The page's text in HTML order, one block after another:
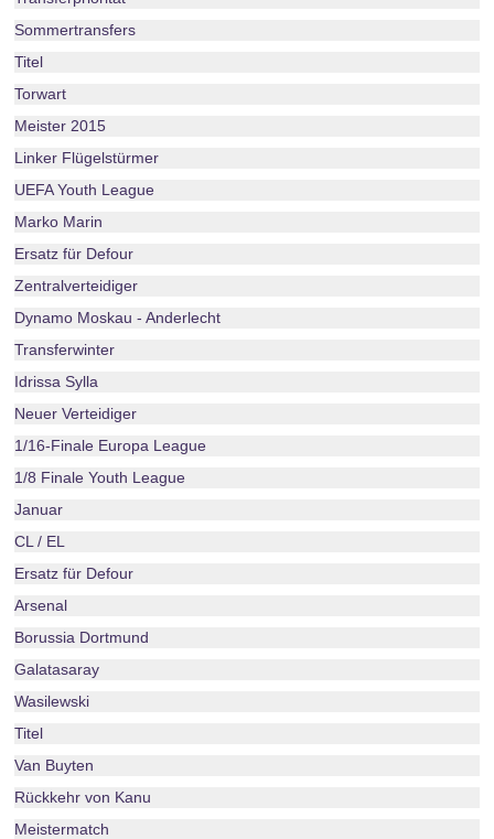
Sommertransfers
Titel
Torwart
Meister 2015
Linker Flügelstürmer
UEFA Youth League
Marko Marin
Ersatz für Defour
Zentralverteidiger
Dynamo Moskau - Anderlecht
Transferwinter
Idrissa Sylla
Neuer Verteidiger
1/16-Finale Europa League
1/8 Finale Youth League
Januar
CL / EL
Ersatz für Defour
Arsenal
Borussia Dortmund
Galatasaray
Wasilewski
Titel
Van Buyten
Rückkehr von Kanu
Meistermatch